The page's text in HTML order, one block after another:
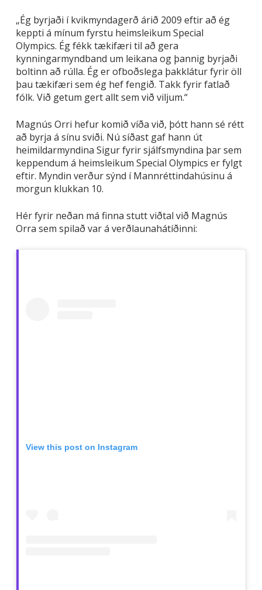
„Ég byrjaði í kvikmyndagerð árið 2009 eftir að ég
keppti á mínum fyrstu heimsleikum Special
Olympics. Ég fékk tækifæri til að gera
kynningarmyndband um leikana og þannig byrjaði
boltinn að rúlla. Ég er ofboðslega þakklátur fyrir öll
þau tækifæri sem ég hef fengið. Takk fyrir fatlað
fólk. Við getum gert allt sem við viljum.“
Magnús Orri hefur komið víða við, þótt hann sé rétt
að byrja á sínu sviði. Nú síðast gaf hann út
heimildarmyndina Sigur fyrir sjálfsmyndina þar sem
keppendum á heimsleikum Special Olympics er fylgt
eftir. Myndin verður sýnd í Mannréttindahúsinu á
morgun klukkan 10.
Hér fyrir neðan má finna stutt viðtal við Magnús
Orra sem spilað var á verðlaunahátíðinni:
View this post on Instagram